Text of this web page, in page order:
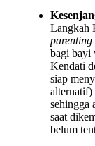
Langkah
parenting
bagi bayi
Kendati
siap
alternatif)
sehingga
saat
belum